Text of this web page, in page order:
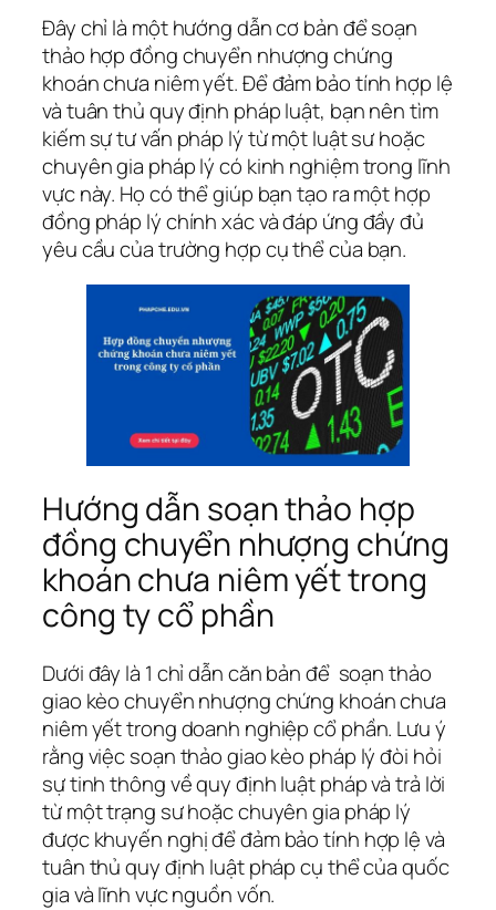
Đây chỉ là một hướng dẫn cơ bản để soạn
thảo hợp đồng chuyển nhượng chứng
khoán chưa niêm yết. Để đảm bảo tính hợp lệ
và tuân thủ quy định pháp luật, bạn nên tìm
kiếm sự tư vấn pháp lý từ một luật sư hoặc
chuyên gia pháp lý có kinh nghiệm trong lĩnh
vực này. Họ có thể giúp bạn tạo ra một hợp
đồng pháp lý chính xác và đáp ứng đầy đủ
yêu cầu của trường hợp cụ thể của bạn.
Hướng dẫn soạn thảo hợp
đồng chuyển nhượng chứng
khoán chưa niêm yết trong
công ty cổ phần
Dưới đây là 1 chỉ dẫn căn bản để soạn thảo
giao kèo chuyển nhượng chứng khoán chưa
niêm yết trong doanh nghiệp cổ phần. Lưu ý
rằng việc soạn thảo giao kèo pháp lý đòi hỏi
sự tinh thông về quy định luật pháp và trả lời
từ một trạng sư hoặc chuyên gia pháp lý
được khuyến nghị để đảm bảo tính hợp lệ và
tuân thủ quy định luật pháp cụ thể của quốc
gia và lĩnh vực nguồn vốn.